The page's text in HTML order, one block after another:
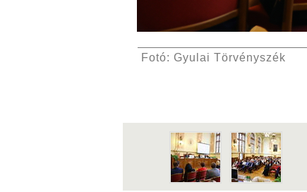
Fotó: Gyulai Törvényszék